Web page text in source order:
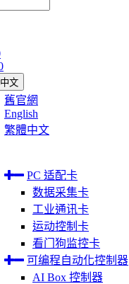
文
舊官網
English
繁體中文
PC 适配卡
数据采集卡
工业通讯卡
运动控制卡
看门狗监控卡
可编程自动化控制器
AI Box 控制器